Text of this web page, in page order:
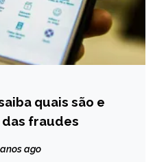
quais são e
fraudes
ago